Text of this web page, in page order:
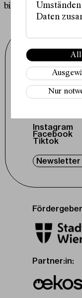
bitte via Email
1090 Wien
+43 1 317 01
Instagram
Facebook
Tiktok
Partner:in:
Daten
Nur